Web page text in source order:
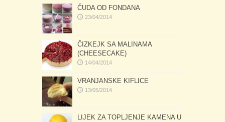
ČUDA OD FONDANA
23/04/2014
ČIZKEJK SA MALINAMA
(CHEESECAKE)
14/04/2014
VRANJANSKE KIFLICE
13/05/2014
LIJEK ZA TOPLJENJE KAMENA U